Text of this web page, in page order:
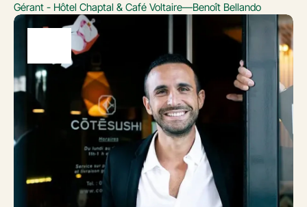
Gérant - Hôtel Chaptal & Café Voltaire—Benoît Bellando